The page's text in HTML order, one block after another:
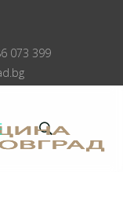
073 399